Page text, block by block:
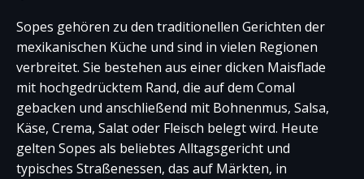
Sopes gehören zu den traditionellen Gerichten der
mexikanischen Küche und sind in vielen Regionen
verbreitet. Sie bestehen aus einer dicken Maisflade
mit hochgedrücktem Rand, die auf dem Comal
gebacken und anschließend mit Bohnenmus, Salsa,
Käse, Crema, Salat oder Fleisch belegt wird. Heute
gelten Sopes als beliebtes Alltagsgericht und
typisches Straßenessen, das auf Märkten, in